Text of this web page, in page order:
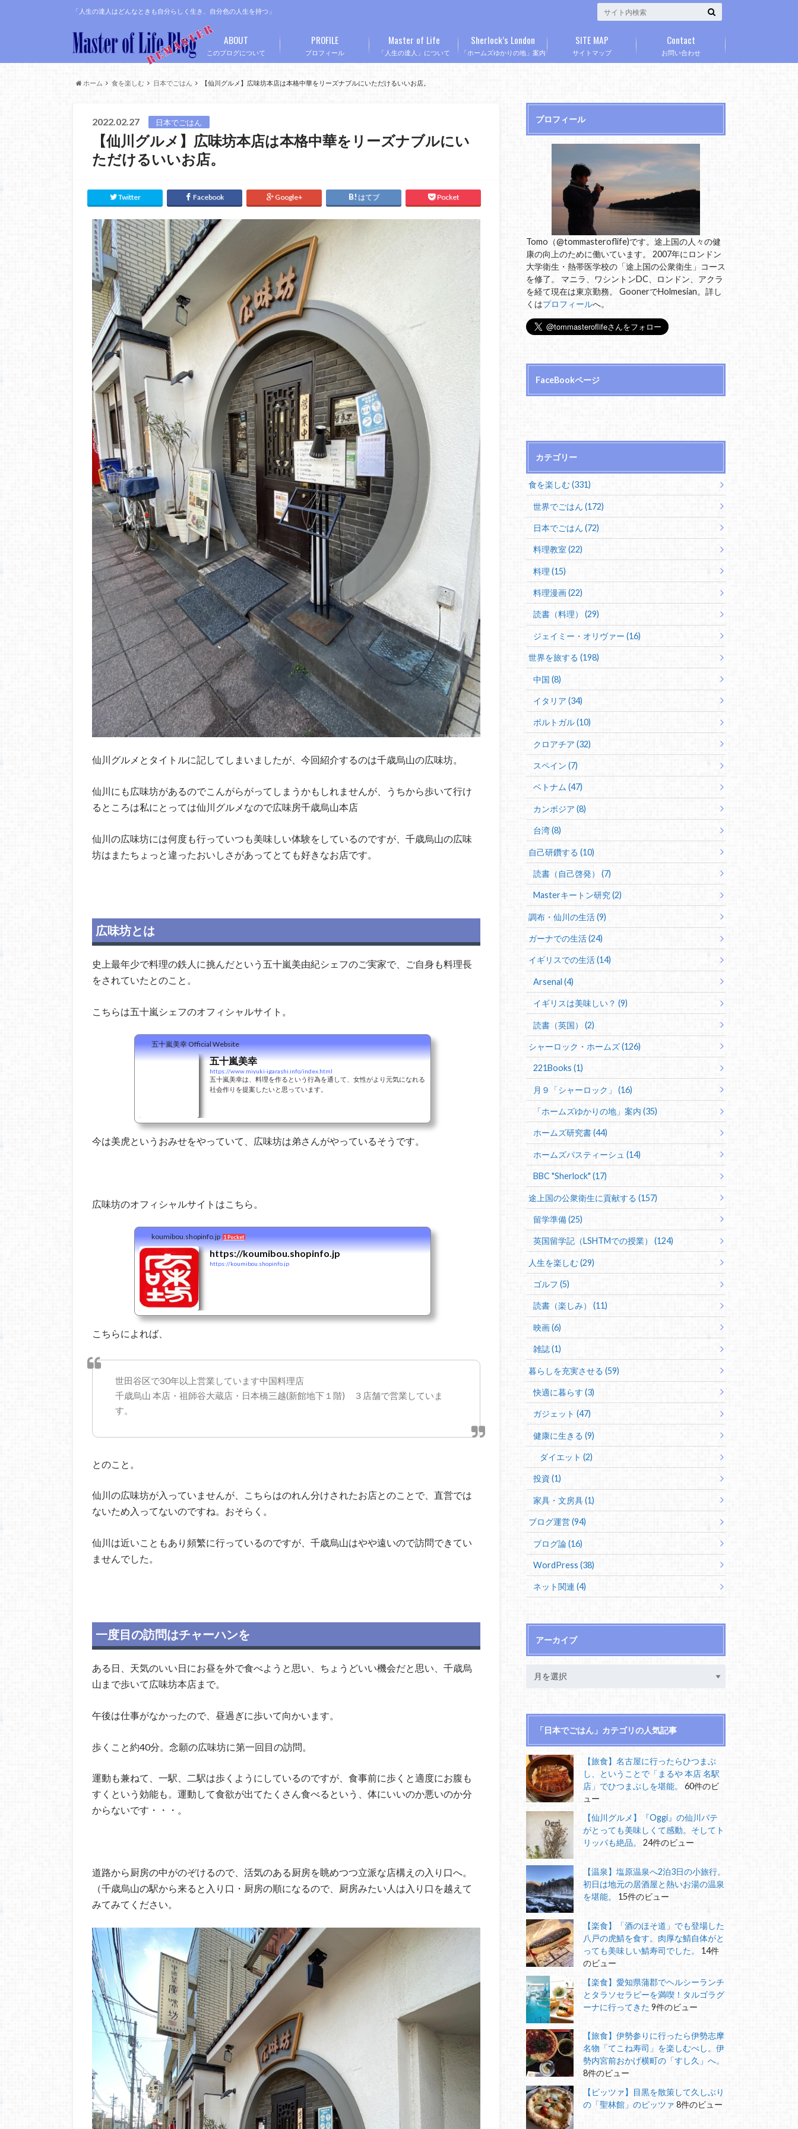
「人生の達人はどんなときも自分らしく生き、自分色の人生を持つ」
このブログについて
ABOUT
プロフィール
PROFILE
「人生の達人」について
Master of Life
「ホームズゆかりの地」案内
Sherlock’s London
サイトマップ
SITE MAP
お問い合わせ
Contact
ホーム 食を楽しむ 日本でごはん 【仙川グルメ】広味坊本店は本格中華をリーズナブルにいただけるいいお店。
2022.02.27 日本でごはん
【仙川グルメ】広味坊本店は本格中華をリーズナブルにい
ただけるいいお店。
Twitter Facebook Google+ はてブ Pocket
仙川グルメとタイトルに記してしまいましたが、今回紹介するのは千歳烏山の広味坊。
仙川にも広味坊があるのでこんがらがってしまうかもしれませんが、うちから歩いて行け
るところは私にとっては仙川グルメなので広味房千歳烏山本店
仙川の広味坊には何度も行っていつも美味しい体験をしているのですが、千歳烏山の広味
坊はまたちょっと違ったおいしさがあってとても好きなお店です。
広味坊とは
史上最年少で料理の鉄人に挑んだという五十嵐美由紀シェフのご実家で、ご自身も料理長
をされていたとのこと。
こちらは五十嵐シェフのオフィシャルサイト。
五十嵐美幸 Official Website
五十嵐美幸
https://www.miyuki-igarashi.info/index.html
五十嵐美幸は、料理を作るという行為を通して、女性がより元気になれる
社会作りを提案したいと思っています。
今は美虎というおみせをやっていて、広味坊は弟さんがやっているそうです。
広味坊のオフィシャルサイトはこちら。
koumibou.shopinfo.jp 1 Pocket
https://koumibou.shopinfo.jp
https://koumibou.shopinfo.jp
こちらによれば、
世田谷区で30年以上営業しています中国料理店
千歳烏山 本店・祖師谷大蔵店・日本橋三越(新館地下１階) ３店舗で営業していま
す。
とのこと。
仙川の広味坊が入っていませんが、こちらはのれん分けされたお店とのことで、直営では
ないため入ってないのですね。おそらく。
仙川は近いこともあり頻繁に行っているのですが、千歳烏山はやや遠いので訪問できてい
ませんでした。
一度目の訪問はチャーハンを
ある日、天気のいい日にお昼を外で食べようと思い、ちょうどいい機会だと思い、千歳烏
山まで歩いて広味坊本店まで。
午後は仕事がなかったので、昼過ぎに歩いて向かいます。
歩くこと約40分。念願の広味坊に第一回目の訪問。
運動も兼ねて、一駅、二駅は歩くようにしているのですが、食事前に歩くと適度にお腹も
すくという効能も。運動して食欲が出てたくさん食べるという、体にいいのか悪いのか分
からないです・・・。
道路から厨房の中がのぞけるので、活気のある厨房を眺めつつ立派な店構えの入り口へ。
（千歳烏山の駅から来ると入り口・厨房の順になるので、厨房みたい人は入り口を越えて
みてみてください。
プロフィール
Tomo（@tommasteroflife)です。途上国の人々の健
康の向上のために働いています。 2007年にロンドン
大学衛生・熱帯医学校の「途上国の公衆衛生」コース
を修了。 マニラ、ワシントンDC、ロンドン、アクラ
を経て現在は東京勤務。 GoonerでHolmesian。詳し
くはプロフィールへ。
FaceBookページ
カテゴリー
食を楽しむ (331)
世界でごはん (172)
日本でごはん (72)
料理教室 (22)
料理 (15)
料理漫画 (22)
読書（料理） (29)
ジェイミー・オリヴァー (16)
世界を旅する (198)
中国 (8)
イタリア (34)
ポルトガル (10)
クロアチア (32)
スペイン (7)
ベトナム (47)
カンボジア (8)
台湾 (8)
自己研鑽する (10)
読書（自己啓発） (7)
Masterキートン研究 (2)
調布・仙川の生活 (9)
ガーナでの生活 (24)
イギリスでの生活 (14)
Arsenal (4)
イギリスは美味しい？ (9)
読書（英国） (2)
シャーロック・ホームズ (126)
221Books (1)
月９「シャーロック」 (16)
「ホームズゆかりの地」案内 (35)
ホームズ研究書 (44)
ホームズパスティーシュ (14)
BBC "Sherlock" (17)
途上国の公衆衛生に貢献する (157)
留学準備 (25)
英国留学記（LSHTMでの授業） (124)
人生を楽しむ (29)
ゴルフ (5)
読書（楽しみ） (11)
映画 (6)
雑誌 (1)
暮らしを充実させる (59)
快適に暮らす (3)
ガジェット (47)
健康に生きる (9)
ダイエット (2)
投資 (1)
家具・文房具 (1)
ブログ運営 (94)
ブログ論 (16)
WordPress (38)
ネット関連 (4)
アーカイブ
「日本でごはん」カテゴリの人気記事
【旅食】名古屋に行ったらひつまぶ
し、ということで「まるや 本店 名駅
店」でひつまぶしを堪能。
60件のビ
ュー
【仙川グルメ】『Oggi』の仙川パテ
がとっても美味しくて感動。そしてト
リッパも絶品。
24件のビュー
【温泉】塩原温泉へ2泊3日の小旅行。
初日は地元の居酒屋と熱いお湯の温泉
を堪能。
15件のビュー
【楽食】「酒のほそ道」でも登場した
八戸の虎鯖を食す。肉厚な鯖自体がと
っても美味しい鯖寿司でした。
14件
のビュー
【楽食】愛知県蒲郡でヘルシーランチ
とタラソセラピーを満喫！タルゴラグ
ーナに行ってきた 9件のビュー
【旅食】伊勢参りに行ったら伊勢志摩
名物「てこね寿司」を楽しむべし。伊
勢内宮前おかげ横町の「すし久」へ。
8件のビュー
【ピッツァ】目黒を散策して久しぶり
の「聖林館」のピッツァ 8件のビュー